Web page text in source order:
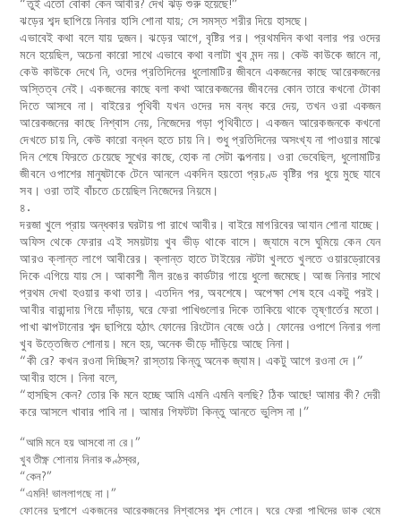
“তুই এতো বোকা কেন আবীর? দেখ ঝড় শুরু হয়েছে!”
ঝড়ের শব্দ ছাপিয়ে নিনার হাসি শোনা যায়; সে সমস্ত শরীর দিয়ে হাসছে।
এভাবেই কথা বলে যায় দুজন। ঝড়ের আগে, বৃষ্টির পর। প্রথমদিন কথা বলার পর ওদের
মনে হয়েছিল, অচেনা কারো সাথে এভাবে কথা বলাটা খুব মন্দ নয়। কেউ কাউকে জানে না,
কেউ কাউকে দেখে নি, ওদের প্রতিদিনের ধুলোমাটির জীবনে একজনের কাছে আরেকজনের
অস্তিত্ব নেই। একজনের কাছে বলা কথা আরেকজনের জীবনের কোন তারে কখনো টোকা
দিতে আসবে না। বাইরের পৃথিবী যখন ওদের দম বন্ধ করে দেয়, তখন ওরা একজন
আরেকজনের কাছে নিশ্বাস নেয়, নিজেদের গড়া পৃথিবীতে। একজন আরেকজনকে কখনো
দেখতে চায় নি, কেউ কারো বন্ধন হতে চায় নি। শুধু প্রতিদিনের অসংখ্য না পাওয়ার মাঝে
দিন শেষে ফিরতে চেয়েছে সুখের কাছে, হোক না সেটা কল্পনায়। ওরা ভেবেছিল, ধুলোমাটির
জীবনে ওপাশের মানুষটাকে টেনে আনলে একদিন হয়তো প্রচণ্ড বৃষ্টির পর ধুয়ে মুছে যাবে
সব। ওরা তাই বাঁচতে চেয়েছিল নিজেদের নিয়মে।
৪.
দরজা খুলে প্রায় অন্ধকার ঘরটায় পা রাখে আবীর। বাইরে মাগরিবের আযান শোনা যাচ্ছে।
অফিস থেকে ফেরার এই সময়টায় খুব ভীড় থাকে বাসে। জ্যামে বসে ঘুমিয়ে কেন যেন
আরও ক্লান্ত লাগে আবীরের। ক্লান্ত হাতে টাইয়ের নটটা খুলতে খুলতে ওয়ারড্রোবের
দিকে এগিয়ে যায় সে। আকাশী নীল রঙের কার্ডটার গায়ে ধুলো জমেছে। আজ নিনার সাথে
প্রথম দেখা হওয়ার কথা তার। এতদিন পর, অবশেষে। অপেক্ষা শেষ হবে একটু পরই।
আবীর বারান্দায় গিয়ে দাঁড়ায়, ঘরে ফেরা পাখিগুলোর দিকে তাকিয়ে থাকে তৃষ্ণার্তের মতো।
পাখা ঝাপটানোর শব্দ ছাপিয়ে হঠাৎ ফোনের রিংটোন বেজে ওঠে। ফোনের ওপাশে নিনার গলা
খুব উত্তেজিত শোনায়। মনে হয়, অনেক ভীড়ে দাঁড়িয়ে আছে নিনা।
“কী রে? কখন রওনা দিচ্ছিস? রাস্তায় কিন্তু অনেক জ্যাম। একটু আগে রওনা দে।”
আবীর হাসে। নিনা বলে,
“হাসছিস কেন? তোর কি মনে হচ্ছে আমি এমনি এমনি বলছি? ঠিক আছে! আমার কী? দেরী
করে আসলে খাবার পাবি না। আমার গিফটটা কিন্তু আনতে ভুলিস না।”
“আমি মনে হয় আসবো না রে।”
খুব তীক্ষ্ণ শোনায় নিনার কণ্ঠস্বর,
“কেন?”
“এমনি! ভাললাগছে না।”
ফোনের দুপাশে একজনের আরেকজনের নিশ্বাসের শব্দ শোনে। ঘরে ফেরা পাখিদের ডাক থেমে